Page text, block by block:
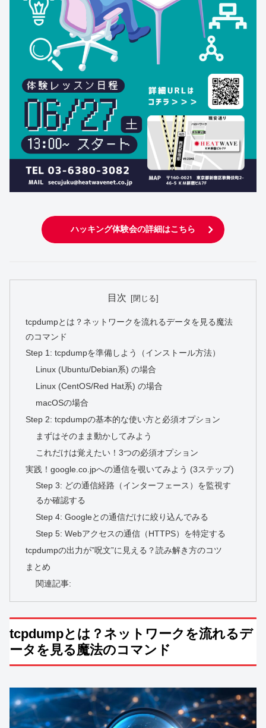
ハッキング体験会の詳細はこちら
目次
tcpdumpとは？ネットワークを流れるデータを見る魔法
のコマンド
Step 1: tcpdumpを準備しよう（インストール方法）
Linux (Ubuntu/Debian系) の場合
Linux (CentOS/Red Hat系) の場合
macOSの場合
Step 2: tcpdumpの基本的な使い方と必須オプション
まずはそのまま動かしてみよう
これだけは覚えたい！3つの必須オプション
実践！google.co.jpへの通信を覗いてみよう (3ステップ)
Step 3: どの通信経路（インターフェース）を監視す
るか確認する
Step 4: Googleとの通信だけに絞り込んでみる
Step 5: Webアクセスの通信（HTTPS）を特定する
tcpdumpの出力が”呪文”に見える？読み解き方のコツ
まとめ
関連記事:
tcpdumpとは？ネットワークを流れるデ
ータを見る魔法のコマンド